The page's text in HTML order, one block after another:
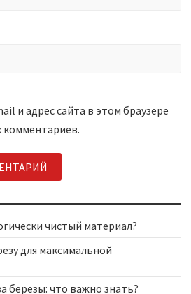
и адрес сайта в этом браузере
комментариев.
чистый материал?
для максимальной
березы: что важно знать?